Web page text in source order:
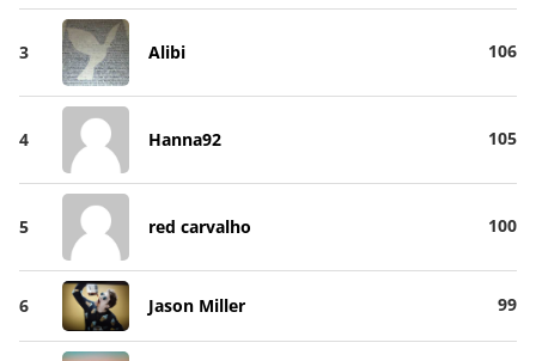
3 Alibi 106
4 Hanna92 105
5 red carvalho 100
6 Jason Miller 99